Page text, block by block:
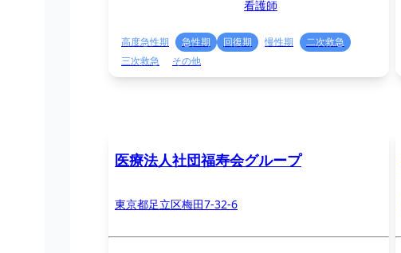
看護師
高度急性期 急性期 回復期 慢性期
二次救急
三次救急
その他
医療法人社団福寿会グループ
東京都足立区梅田7-32-6